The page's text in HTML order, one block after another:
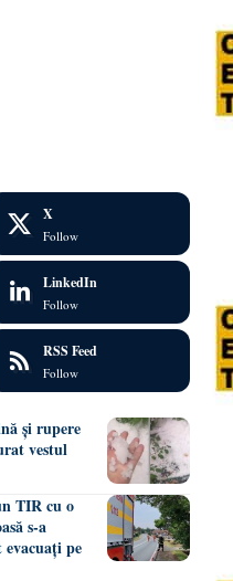
X
Follow
LinkedIn
Follow
RSS Feed
Follow
și rupere
vestul
TIR cu o
s-a
pe